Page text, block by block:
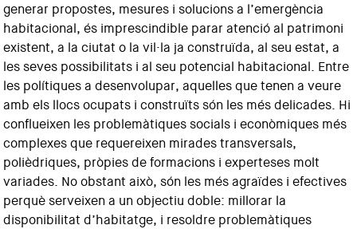
generar propostes, mesures i solucions a l’emergència
habitacional, és imprescindible parar atenció al patrimoni
existent, a la ciutat o la vil·la ja construïda, al seu estat, a
les seves possibilitats i al seu potencial habitacional. Entre
les polítiques a desenvolupar, aquelles que tenen a veure
amb els llocs ocupats i construïts són les més delicades. Hi
conflueixen les problemàtiques socials i econòmiques més
complexes que requereixen mirades transversals,
polièdriques, pròpies de formacions i experteses molt
variades. No obstant això, són les més agraïdes i efectives
perquè serveixen a un objectiu doble: millorar la
disponibilitat d’habitatge, i resoldre problemàtiques